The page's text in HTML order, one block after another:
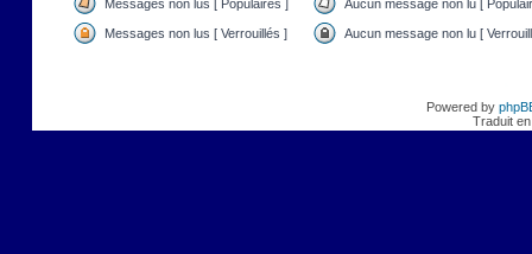
Messages non lus [ Populaires ] Aucun message non lu [
Messages non lus [ Verrouillés ] Aucun message non lu [
Powered by
Traduit